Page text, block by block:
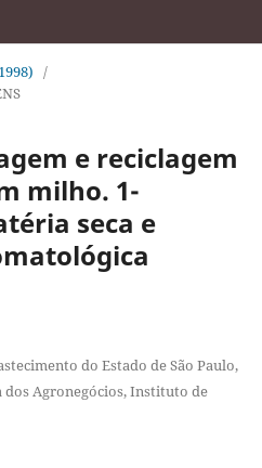
/
e reciclagem
milho. 1-
seca e
do Estado de São Paulo,
dos Agronegócios, Instituto de